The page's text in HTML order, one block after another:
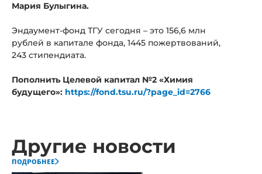
Мария Булыгина.
Эндаумент-фонд ТГУ сегодня – это 156,6 млн
рублей в капитале фонда, 1445 пожертвований,
243 стипендиата.
Пополнить Целевой капитал №2 «Химия
будущего»: https://fond.tsu.ru/?page_id=2766
Другие новости
подробнее